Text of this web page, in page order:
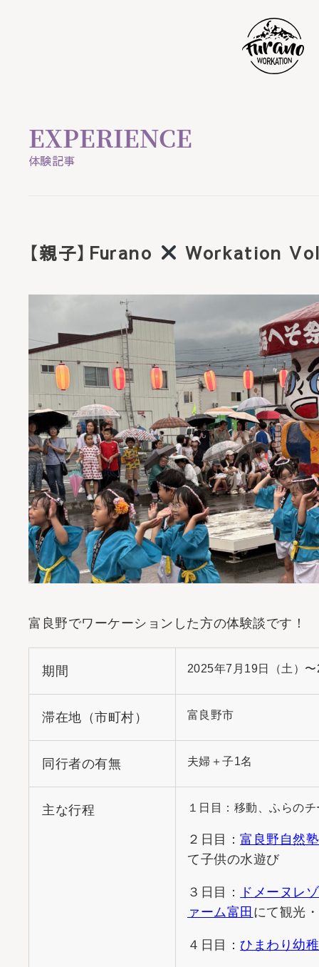
ニュース
ワーク
バケーション
その他
- 特集記事
- 体験記事
- モデルプラン
- フラノの魅力
- 中小企業支援・助成金
EXPERIENCE
体験記事
【親子】Furano Workation
富良野でワーケーションした方の体験談です！
期間 2025年7月19日（土）
滞在地（市町村） 富良野市
同行者の有無 夫婦＋子1名
主な行程 １日目：移動、ふらの
２日目：富良野自然塾
て子供の水遊び
３日目：
ドメーヌレ
ァーム富田 にて観光
４日目：ひまわり幼